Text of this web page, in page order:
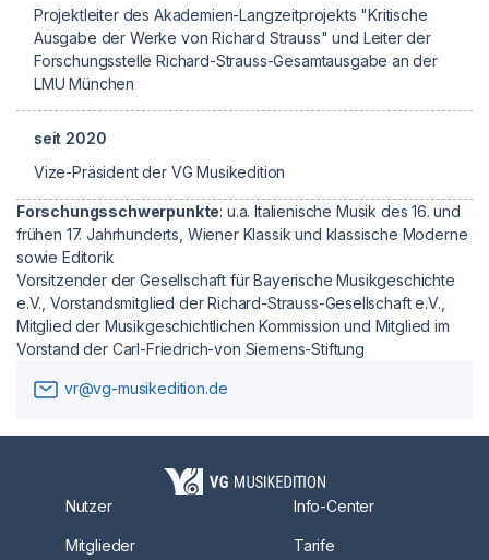
Projektleiter des Akademien-Langzeitprojekts "Kritische
Ausgabe der Werke von Richard Strauss" und Leiter der
Forschungsstelle Richard-Strauss-Gesamtausgabe an der
LMU München
seit 2020
Vize-Präsident der VG Musikedition
Forschungsschwerpunkte: u.a. Italienische Musik des 16. und
frühen 17. Jahrhunderts, Wiener Klassik und klassische Moderne
sowie Editorik
Vorsitzender der Gesellschaft für Bayerische Musikgeschichte
e.V., Vorstandsmitglied der Richard-Strauss-Gesellschaft e.V.,
Mitglied der Musikgeschichtlichen Kommission und Mitglied im
Vorstand der Carl-Friedrich-von Siemens-Stiftung
vr@vg-musikedition.de
Nutzer
Mitglieder
Info-Center
Tarife